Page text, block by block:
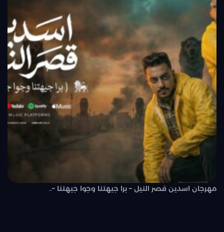
مهرجان اسدين قصر النيل – برا جيهتنا وجوا جيهتنا –..